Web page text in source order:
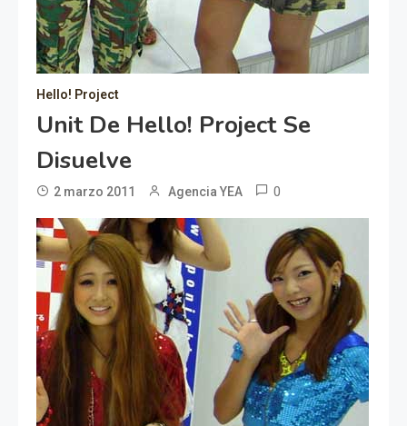
Hello! Project
Unit De Hello! Project Se
Disuelve
2 marzo 2011 Agencia YEA 0